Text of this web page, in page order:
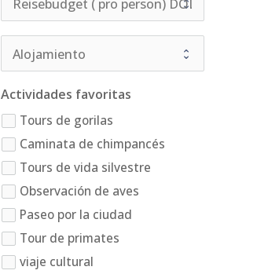
Actividades favoritas
Tours de gorilas
Caminata de chimpancés
Tours de vida silvestre
Observación de aves
Paseo por la ciudad
Tour de primates
viaje cultural